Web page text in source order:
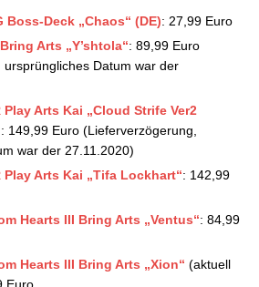
Boss-Deck „Chaos“ (DE): 27,99 Euro
Arts „Y’shtola“: 89,99 Euro
Datum war der
Play Arts Kai „Cloud Strife Ver2
: 149,99 Euro (Lieferverzögerung,
war der 27.11.2020)
Play Arts Kai „Tifa Lockhart“: 142,99
Hearts III Bring Arts „Ventus“: 84,99
Hearts III Bring Arts „Xion“ (aktuell
Euro